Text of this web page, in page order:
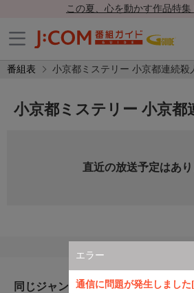
この夏、心を動かす作品特集
番組表 小京都ミステリー 小京都連続殺
エラー
通信に問題が発生しまし
小京都ミステリー 小京都
直近の放送予定はあ
同じジャンルのおすすめ番組